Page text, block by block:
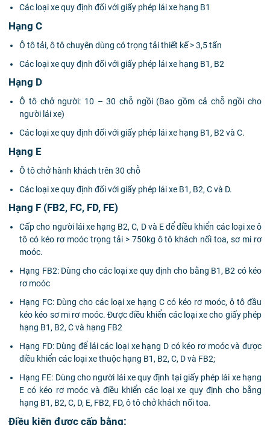
Các loại xe quy định đối với giấy phép lái xe hạng B1
Hạng C
Ô tô tải, ô tô chuyên dùng có trọng tải thiết kế > 3,5 tấn
Các loại xe quy định đối với giấy phép lái xe hạng B1, B2
Hạng D
Ô tô chở người: 10 – 30 chỗ ngồi (Bao gồm cả chỗ ngồi cho
người lái xe)
Các loại xe quy định đối với giấy phép lái xe hạng B1, B2 và C.
Hạng E
Ô tô chở hành khách trên 30 chỗ
Các loại xe quy định đối với giấy phép lái xe B1, B2, C và D.
Hạng F (FB2, FC, FD, FE)
Cấp cho người lái xe hạng B2, C, D và E để điều khiển các loại xe ô
tô có kéo rơ moóc trọng tải > 750kg ô tô khách nối toa, sơ mi rơ
moóc.
Hạng FB2: Dùng cho các loại xe quy định cho bằng B1, B2 có kéo
rơ moóc
Hạng FC: Dùng cho các loại xe hạng C có kéo rơ moóc, ô tô đầu
kéo kéo sơ mi rơ moóc. Được điều khiển các loại xe cho giấy phép
hạng B1, B2, C và hạng FB2
Hạng FD: Dùng để lái các loại xe hạng D có kéo rơ moóc và được
điều khiển các loại xe thuộc hạng B1, B2, C, D và FB2;
Hạng FE: Dùng cho người lái xe quy định tại giấy phép lái xe hạng
E có kéo rơ moóc và điều khiển các loại xe quy định cho bằng
hạng B1, B2, C, D, E, FB2, FD, ô tô chở khách nối toa.
Điều kiện được cấp bằng: